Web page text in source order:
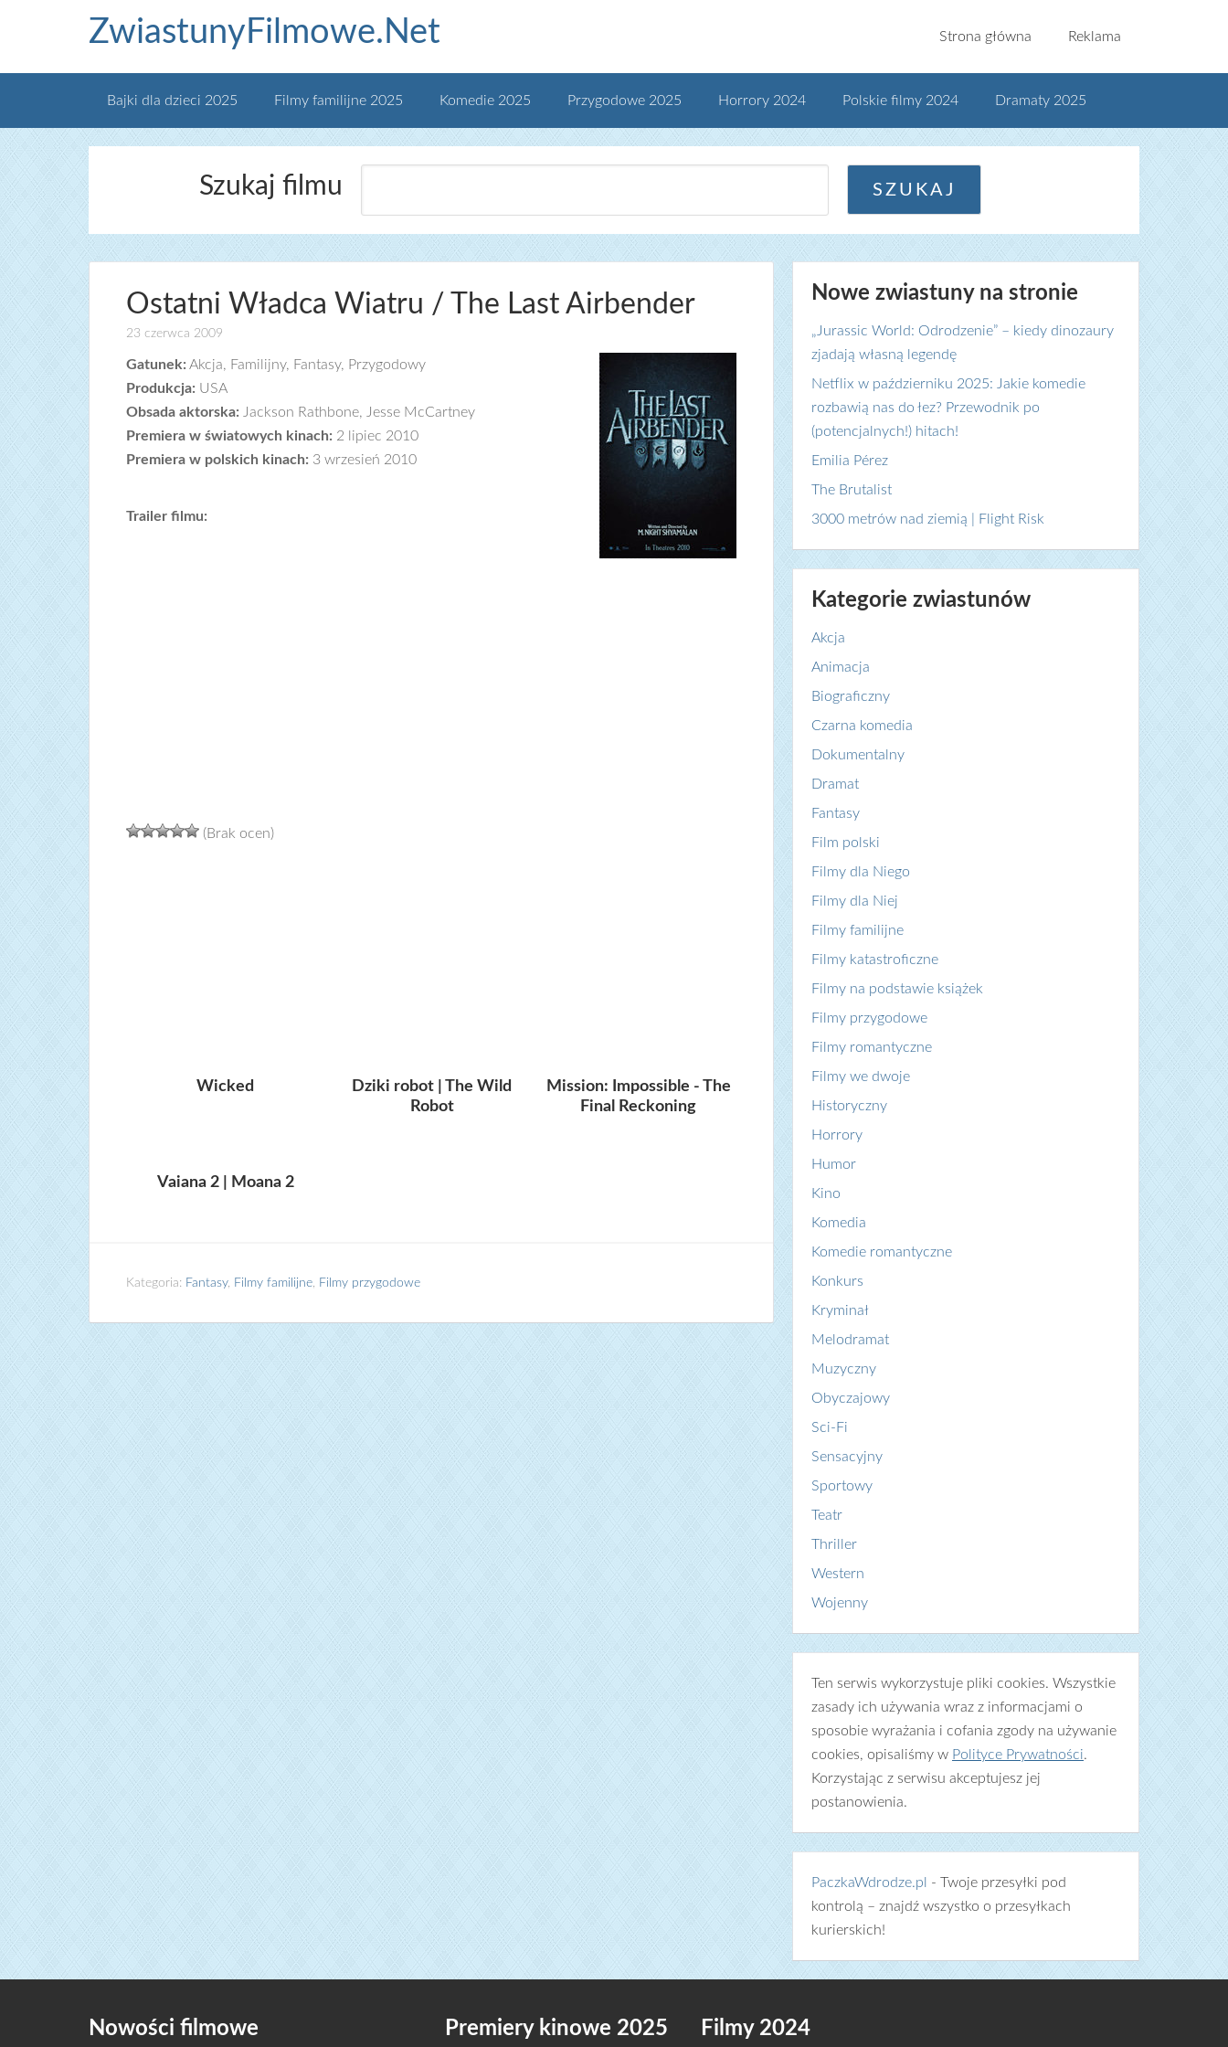
ZwiastunyFilmowe.Net Strona główna Reklama
Bajki dla dzieci 2025 Filmy familijne 2025 Komedie 2025 Przygodowe 2025 Horrory 2024 Polskie filmy 2024 Dramaty 2025
Szukaj filmu
Ostatni Władca Wiatru / The Last Airbender
23 czerwca 2009
Gatunek: Akcja, Familijny, Fantasy, Przygodowy
Produkcja: USA
Obsada aktorska: Jackson Rathbone, Jesse McCartney
Premiera w światowych kinach: 2 lipiec 2010
Premiera w polskich kinach: 3 wrzesień 2010
Trailer filmu:
(Brak ocen)
Wicked
Dziki robot | The Wild
Robot
Mission: Impossible - The
Final Reckoning
Vaiana 2 | Moana 2
Kategoria: Fantasy, Filmy familijne, Filmy przygodowe
Nowe zwiastuny na stronie
„Jurassic World: Odrodzenie” – kiedy dinozaury
zjadają własną legendę
Netflix w październiku 2025: Jakie komedie
rozbawią nas do łez? Przewodnik po
(potencjalnych!) hitach!
Emilia Pérez
The Brutalist
3000 metrów nad ziemią | Flight Risk
Kategorie zwiastunów
Akcja
Animacja
Biograficzny
Czarna komedia
Dokumentalny
Dramat
Fantasy
Film polski
Filmy dla Niego
Filmy dla Niej
Filmy familijne
Filmy katastroficzne
Filmy na podstawie książek
Filmy przygodowe
Filmy romantyczne
Filmy we dwoje
Historyczny
Horrory
Humor
Kino
Komedia
Komedie romantyczne
Konkurs
Kryminał
Melodramat
Muzyczny
Obyczajowy
Sci-Fi
Sensacyjny
Sportowy
Teatr
Thriller
Western
Wojenny
Ten serwis wykorzystuje pliki cookies. Wszystkie
zasady ich używania wraz z informacjami o
sposobie wyrażania i cofania zgody na używanie
cookies, opisaliśmy w Polityce Prywatności.
Korzystając z serwisu akceptujesz jej
postanowienia.
PaczkaWdrodze.pl
- Twoje przesyłki pod
kontrolą – znajdź wszystko o przesyłkach
kurierskich!
Nowości filmowe Premiery kinowe 2025 Filmy 2024